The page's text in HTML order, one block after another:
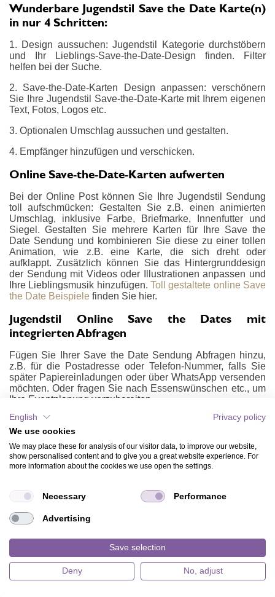
Wunderbare Jugendstil Save the Date Karte(n)
in nur 4 Schritten:
1. Design aussuchen: Jugendstil Kategorie durchstöbern
und Ihr Lieblings-Save-the-Date-Design finden. Filter
helfen bei der Suche.
2. Save-the-Date-Karten Design anpassen: verschönern
Sie Ihre Jugendstil Save-the-Date-Karte mit Ihrem eigenen
Text, Fotos, Logos etc.
3. Optionalen Umschlag aussuchen und gestalten.
4. Empfänger hinzufügen und verschicken.
Online Save-the-Date-Karten aufwerten
Bei der Online Post können Sie Ihre Jugendstil Sendung
toll aufschmücken: Gestalten Sie z.B. einen animierten
Umschlag, inklusive Farbe, Briefmarke, Innenfutter und
Siegel. Gestalten Sie mehrere Karten für Ihre Save the
Date Sendung und kombinieren Sie diese zu einer tollen
Animation, wie z.B. eine Karte, die sich dreht oder
aufklappt. Zusätzlich können Sie das Hintergrunddesign
der Sendung mit Videos oder Illustrationen anpassen und
Ihre Lieblingsmusik hinzufügen. Toll gestaltete online Save
the Date Beispiele finden Sie hier.
Jugendstil Online Save the Dates mit
integrierten Abfragen
Fügen Sie Ihrer Save the Date Sendung Abfragen hinzu,
z.B. für die Postadresse oder Telefon-Nummer, falls Sie
später Papiereinladungen oder über WhatsApp versenden
möchten. Oder fragen Sie nach Essenswünschen etc., um
Ihre Eventplanung vorzubereiten.
Jugendstil Online Save the Date
Versandoptionen
Online Save the Dates können Sie per Email schicken
oder per Link, Video-Download, z.B. über WhatsApp teilen!
1. Persönliche Jugendstil Online Save the Dates per
Email:
Sie können persönliche Save the Dates mit optionaler
2. Persönliche Jugendstil Online Save the Date per Link:
Sie können persönliche Save the Dates mit optionaler
English
Privacy policy
We use cookies
We may place these for analysis of our visitor data, to improve our website,
show personalised content and to give you a great website experience. For
more information about the cookies we use open the settings.
Necessary Performance
Advertising
Save selection
Deny No, adjust